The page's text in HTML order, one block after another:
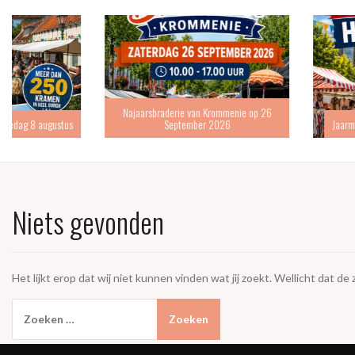
Najaarsbraderie van Krommenie op 26
September 2026 Jaarmarkt Hoofddorp 6
Niets gevonden
Het lijkt erop dat wij niet kunnen vinden wat jij zoekt. Wellicht dat de
naar: